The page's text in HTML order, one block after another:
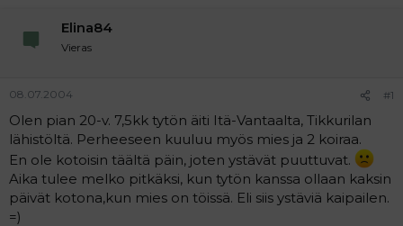
i
u
n
a
o
i
m
n
v
i
e
t
Elina84
Vieras
08.07.2004 #1
Olen pian 20-v. 7,5kk tytön äiti Itä-Vantaalta, Tikkurilan
lähistöltä. Perheeseen kuuluu myös mies ja 2 koiraa.
En ole kotoisin täältä päin, joten ystävät puuttuvat.
Aika tulee melko pitkäksi, kun tytön kanssa ollaan kaksin
päivät kotona,kun mies on töissä. Eli siis ystäviä kaipailen.
=)